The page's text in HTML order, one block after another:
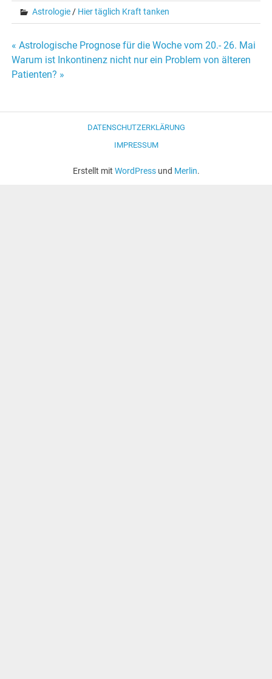
Astrologie/ Hier täglich Kraft tanken
Beitrags-
« Astrologische Prognose für die Woche vom 20.- 26. Mai
Warum ist Inkontinenz nicht nur ein Problem von älteren
Patienten? »
DATENSCHUTZERKLÄRUNG
IMPRESSUM
Erstellt mit WordPressund Merlin.